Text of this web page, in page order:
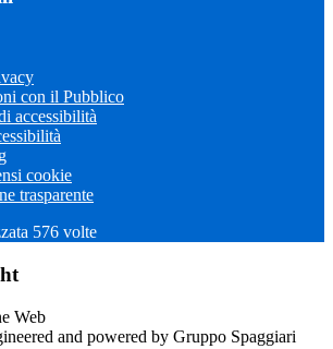
con il Pubblico
accessibilità
cookie
trasparente
576 volte
and powered by Gruppo Spaggiari